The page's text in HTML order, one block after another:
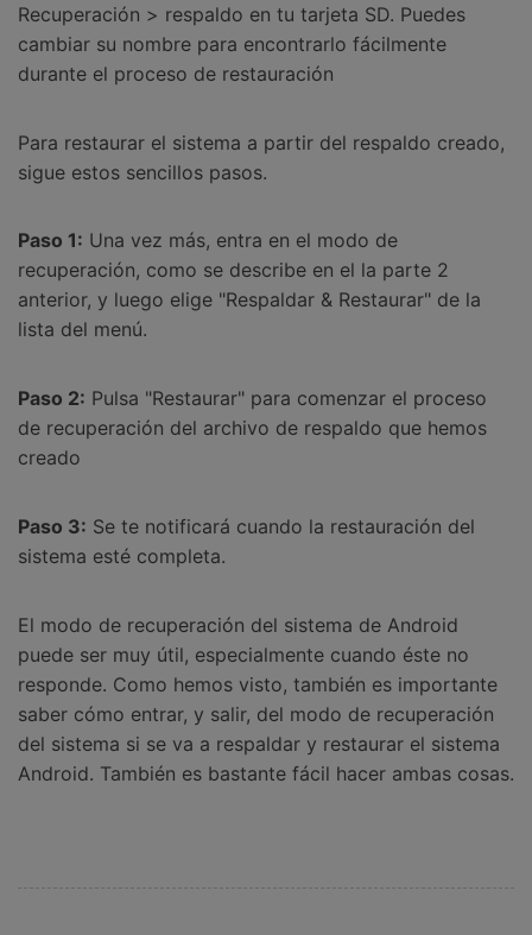
Recuperación > respaldo en tu tarjeta SD. Puedes
cambiar su nombre para encontrarlo fácilmente
durante el proceso de restauración
Para restaurar el sistema a partir del respaldo creado,
sigue estos sencillos pasos.
Paso 1: Una vez más, entra en el modo de
recuperación, como se describe en el la parte 2
anterior, y luego elige "Respaldar & Restaurar" de la
lista del menú.
Paso 2: Pulsa "Restaurar" para comenzar el proceso
de recuperación del archivo de respaldo que hemos
creado
Paso 3: Se te notificará cuando la restauración del
sistema esté completa.
El modo de recuperación del sistema de Android
puede ser muy útil, especialmente cuando éste no
responde. Como hemos visto, también es importante
saber cómo entrar, y salir, del modo de recuperación
del sistema si se va a respaldar y restaurar el sistema
Android. También es bastante fácil hacer ambas cosas.